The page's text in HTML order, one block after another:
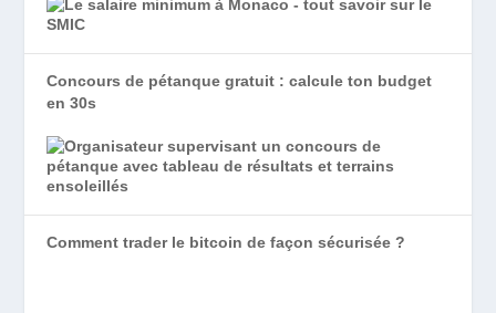
Concours de pétanque gratuit : calcule ton budget
en 30s
Comment trader le bitcoin de façon sécurisée ?